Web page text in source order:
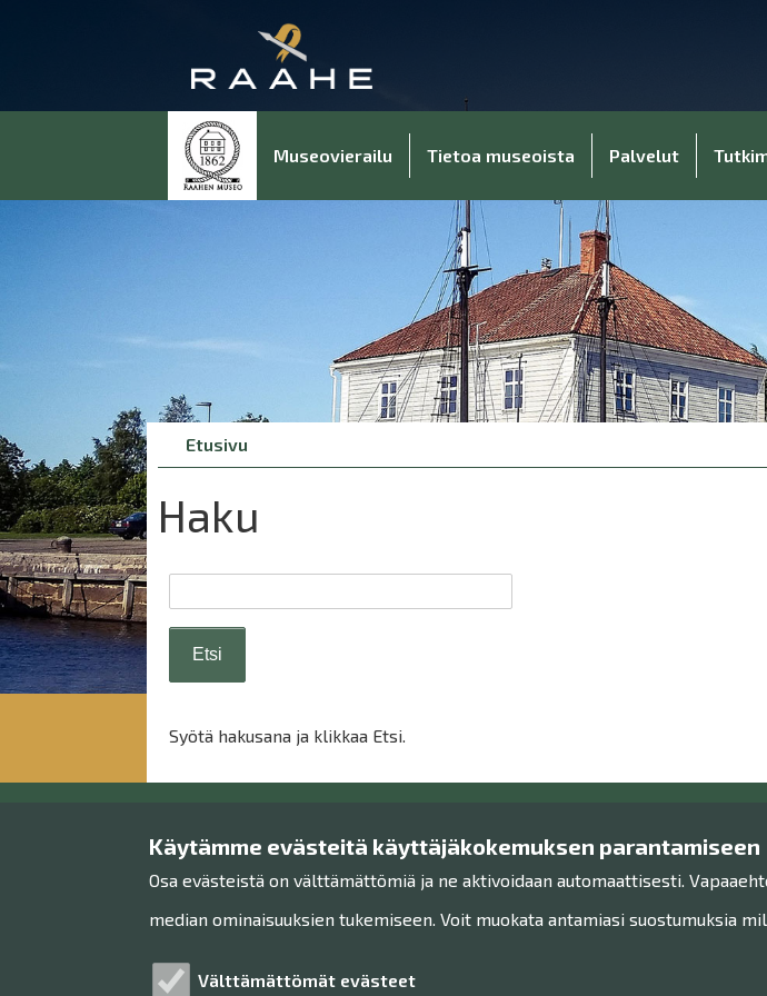
Käytämme evästeitä käyttäjäkokemuksen parantamiseen
Osa evästeistä on välttämättömiä ja ne aktivoidaan automaattisesti.
median ominaisuuksien tukemiseen. Voit muokata antamiasi suostumuksia
Välttämättömät evästeet
Museovierailu Tietoa museoista Palvelut
Breadcrumbs
You
are
here:
Etusivu
Haku
Syötä hakusana ja klikkaa Etsi.
Raahen museo Ota yhteyttä!
Henkilökunta